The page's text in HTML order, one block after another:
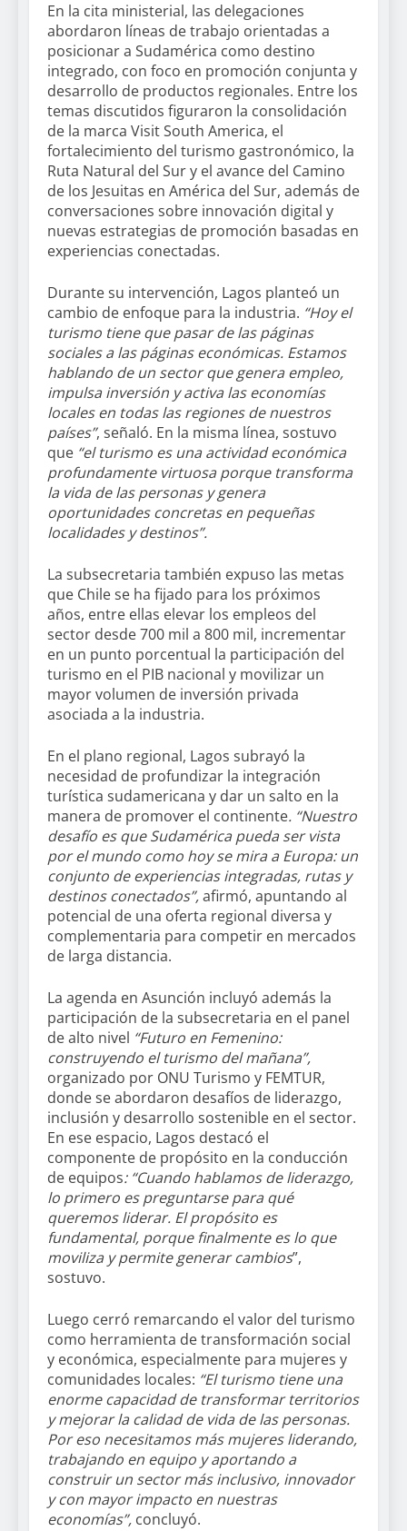
En la cita ministerial, las delegaciones
abordaron líneas de trabajo orientadas a
posicionar a Sudamérica como destino
integrado, con foco en promoción conjunta y
desarrollo de productos regionales. Entre los
temas discutidos figuraron la consolidación
de la marca Visit South America, el
fortalecimiento del turismo gastronómico, la
Ruta Natural del Sur y el avance del Camino
de los Jesuitas en América del Sur, además de
conversaciones sobre innovación digital y
nuevas estrategias de promoción basadas en
experiencias conectadas.
Durante su intervención, Lagos planteó un
cambio de enfoque para la industria. “Hoy el
turismo tiene que pasar de las páginas
sociales a las páginas económicas. Estamos
hablando de un sector que genera empleo,
impulsa inversión y activa las economías
locales en todas las regiones de nuestros
países”, señaló. En la misma línea, sostuvo
que “el turismo es una actividad económica
profundamente virtuosa porque transforma
la vida de las personas y genera
oportunidades concretas en pequeñas
localidades y destinos”.
La subsecretaria también expuso las metas
que Chile se ha fijado para los próximos
años, entre ellas elevar los empleos del
sector desde 700 mil a 800 mil, incrementar
en un punto porcentual la participación del
turismo en el PIB nacional y movilizar un
mayor volumen de inversión privada
asociada a la industria.
En el plano regional, Lagos subrayó la
necesidad de profundizar la integración
turística sudamericana y dar un salto en la
manera de promover el continente. “Nuestro
desafío es que Sudamérica pueda ser vista
por el mundo como hoy se mira a Europa: un
conjunto de experiencias integradas, rutas y
destinos conectados”,afirmó, apuntando al
potencial de una oferta regional diversa y
complementaria para competir en mercados
de larga distancia.
La agenda en Asunción incluyó además la
participación de la subsecretaria en el panel
de alto nivel “Futuro en Femenino:
construyendo el turismo del mañana”,
organizado por ONU Turismo y FEMTUR,
donde se abordaron desafíos de liderazgo,
inclusión y desarrollo sostenible en el sector.
En ese espacio, Lagos destacó el
componente de propósito en la conducción
de equipos: “Cuando hablamos de liderazgo,
lo primero es preguntarse para qué
queremos liderar. El propósito es
fundamental, porque finalmente es lo que
moviliza y permite generar cambios”,
sostuvo.
Luego cerró remarcando el valor del turismo
como herramienta de transformación social
y económica, especialmente para mujeres y
comunidades locales: “El turismo tiene una
enorme capacidad de transformar territorios
y mejorar la calidad de vida de las personas.
Por eso necesitamos más mujeres liderando,
trabajando en equipo y aportando a
construir un sector más inclusivo, innovador
y con mayor impacto en nuestras
economías”, concluyó.